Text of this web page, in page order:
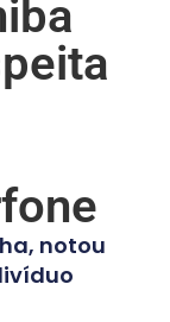
notou